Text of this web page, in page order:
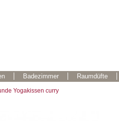
Badezimmer Raumdüfte
Yogakissen curry